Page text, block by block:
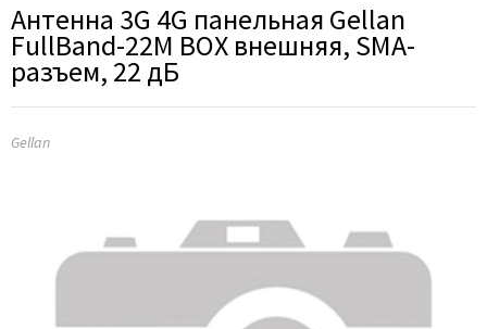
Антенна 3G 4G панельная Gellan
FullBand-22M BOX внешняя, SMA-
разъем, 22 дБ
Gellan